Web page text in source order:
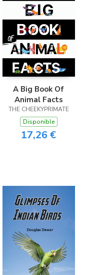
A Big Book Of
Animal Facts
THE CHEEKYPRIMATE
Disponible
17,26 €